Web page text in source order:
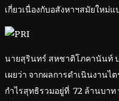
เกี่ยวเนื่องกับอสังหาฯสมัยใหม่
นายสุรินทร์ สหชาติโภคานันท์
เผยว่า จากผลการดำเนินงานไ
กำไรสุทธิรวมอยู่ที่ 72 ล้านบา